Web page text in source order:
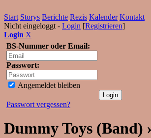
Start Storys Berichte Rezis Kalender Kontakt
Nicht eingeloggt - Login [Registrieren]
Login X
BS-Nummer oder Email:
Passwort:
Angemeldet bleiben
Passwort vergessen?
Dummy Toys (Band)